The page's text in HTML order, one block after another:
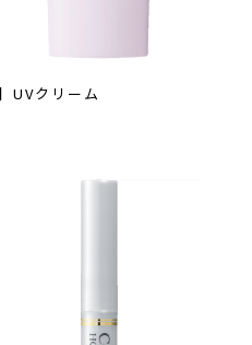
UVクリーム